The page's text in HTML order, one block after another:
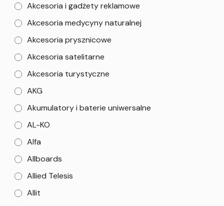
Akcesoria i gadżety reklamowe
Akcesoria medycyny naturalnej
Akcesoria prysznicowe
Akcesoria satelitarne
Akcesoria turystyczne
AKG
Akumulatory i baterie uniwersalne
AL-KO
Alfa
Allboards
Allied Telesis
Allit